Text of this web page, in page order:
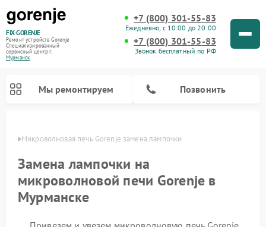
FIX-GORENJE
Ремонт устройств Gorenje
Специализированный
cервисный центр г.
Мурманск
+7 (800) 301-55-83
Ежедневно, с 10:00 до 20:00
+7 (800) 301-55-83
Звонок бесплатный по РФ
Мы ремонтируем Позвонить
Микроволновая печь Gorenje замена лампочки
Замена лампочки на
микроволновой печи Gorenje в
Мурманске